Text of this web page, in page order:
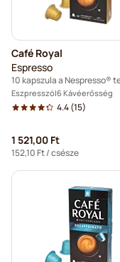
Café Royal
Espresso
Eszpresszó 6 Kávéerősség
4.4(15)
1 521,00 Ft
152,10 Ft/ csésze